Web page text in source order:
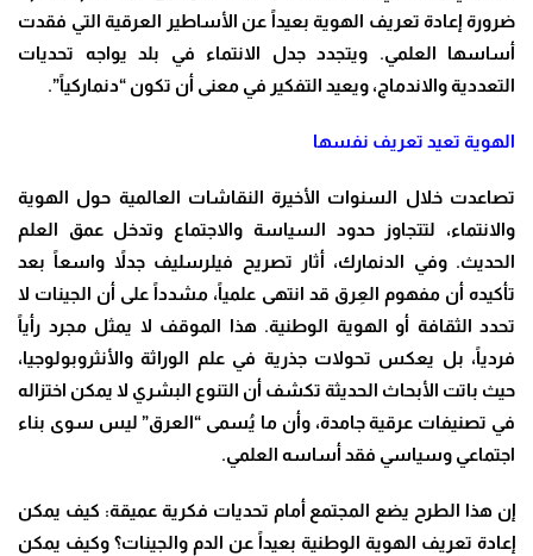
ضرورة إعادة تعريف الهوية بعيداً عن الأساطير العرقية التي فقدت
أساسها العلمي. ويتجدد جدل الانتماء في بلد يواجه تحديات
التعددية والاندماج، ويعيد التفكير في معنى أن تكون “دنماركياً”.
الهوية تعيد تعريف نفسها
تصاعدت خلال السنوات الأخيرة النقاشات العالمية حول الهوية
والانتماء، لتتجاوز حدود السياسة والاجتماع وتدخل عمق العلم
الحديث. وفي الدنمارك، أثار تصريح فيلرسليف جدلاً واسعاً بعد
تأكيده أن مفهوم العِرق قد انتهى علمياً، مشدداً على أن الجينات لا
تحدد الثقافة أو الهوية الوطنية. هذا الموقف لا يمثل مجرد رأياً
فردياً، بل يعكس تحولات جذرية في علم الوراثة والأنثروبولوجيا،
حيث باتت الأبحاث الحديثة تكشف أن التنوع البشري لا يمكن اختزاله
في تصنيفات عرقية جامدة، وأن ما يُسمى “العرق” ليس سوى بناء
اجتماعي وسياسي فقد أساسه العلمي.
إن هذا الطرح يضع المجتمع أمام تحديات فكرية عميقة: كيف يمكن
إعادة تعريف الهوية الوطنية بعيداً عن الدم والجينات؟ وكيف يمكن